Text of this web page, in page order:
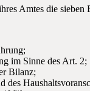
Amtes die
im Sinne des Art. 2;
Bilanz;
des